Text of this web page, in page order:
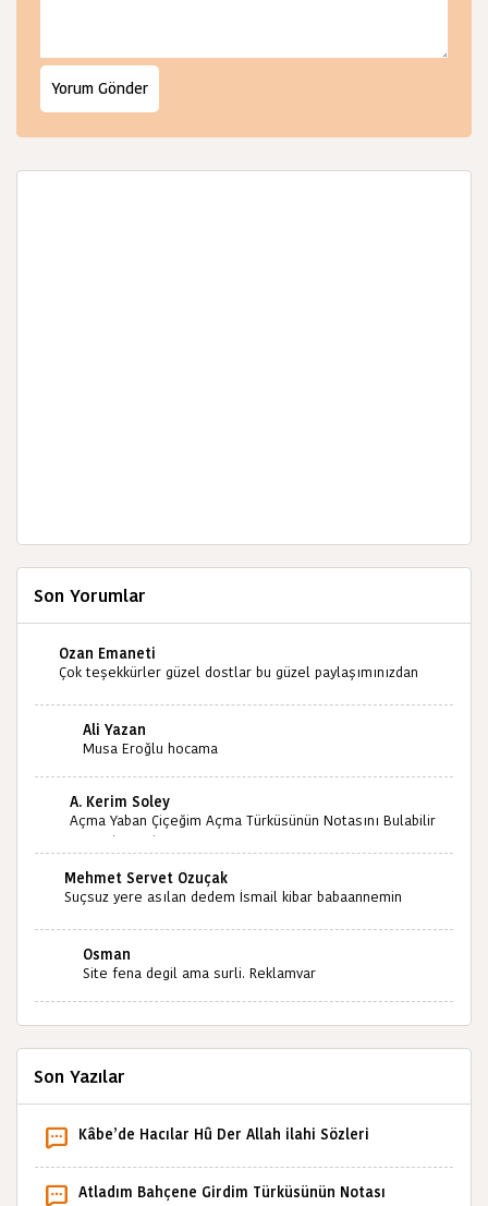
Son Yorumlar
Ozan Emaneti
Çok teşekkürler güzel dostlar bu güzel paylaşımınızdan
ölmeyecektir tekrar teşekkürler saygılarımla
Ali Yazan
Musa Eroğlu hocama
A. Kerim Soley
Açma Yaban Çiçeğim Açma Türküsünün Notasını Bulabilir
miyiz ?İlginiz İçin Şimdiden Teşekkürler.
Mehmet Servet Özuçak
Suçsuz yere asılan dedem İsmail kibar babaannemin
Osman
Site fena degil ama surli. Reklamvar
Son Yazılar
Kâbe’de Hacılar Hû Der Allah ilahi Sözleri
Atladım Bahçene Girdim Türküsünün Notası